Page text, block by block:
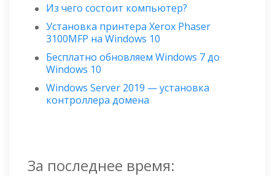
Из чего состоит компьютер?
Установка принтера Xerox Phaser
3100MFP на Windows 10
Бесплатно обновляем Windows 7 до
Windows 10
Windows Server 2019 — установка
контроллера домена
За последнее время: